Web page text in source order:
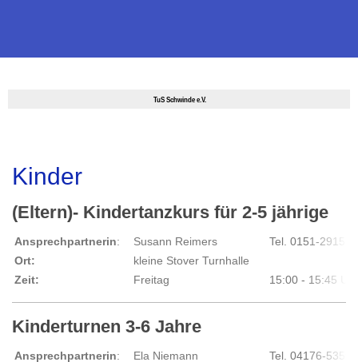
TuS Schwinde e.V.
Kinder
(Eltern)- Kindertanzkurs für 2-5 jährige
Ansprechpartnerin: Susann Reimers
Tel. 0151-
Ort:
kleine Stover Turnhalle
Zeit:
Freitag 15:00 - 15:45 Uhr
Kinderturnen 3-6 Jahre
Ansprechpartnerin: Ela Niemann Tel. 04176-